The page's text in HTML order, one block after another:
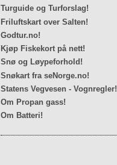
Turguide og Turforslag!
Friluftskart over Salten!
Godtur.no!
Kjøp Fiskekort på nett!
Snø og Løypeforhold!
Snøkart fra seNorge.no!
Statens Vegvesen - Vognregler!
Om Propan gass!
Om Batteri!